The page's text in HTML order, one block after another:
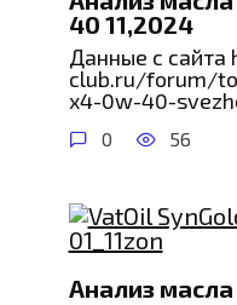
40 11,2024
Данные с
club.ru/forum/
x4-0w-40-
0 56
Анализ масла